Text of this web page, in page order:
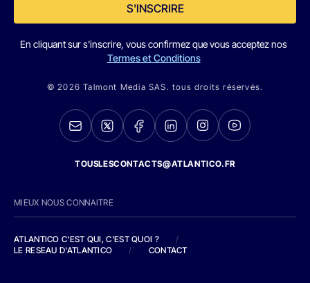
S'INSCRIRE
En cliquant sur s'inscrire, vous confirmez que vous acceptez nos
Termes et Conditions
© 2026 Talmont Media SAS. tous droits réservés.
TOUSLESCONTACTS@ATLANTICO.FR
MIEUX NOUS CONNAITRE
ATLANTICO C'EST QUI, C'EST QUOI ?
/
LE RESEAU D'ATLANTICO
/ CONTACT